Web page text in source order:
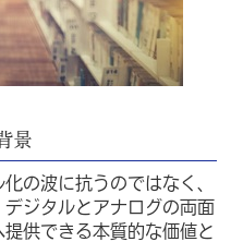
景
の波に抗うのではなく、
ジタルとアナログの両面
供できる本質的な価値と